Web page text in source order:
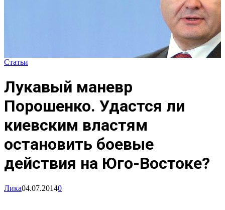
Статьи
Лукавый маневр
Порошенко. Удастся ли
киевским властям
остановить боевые
действия на Юго-Востоке?
Лика04.07.20140